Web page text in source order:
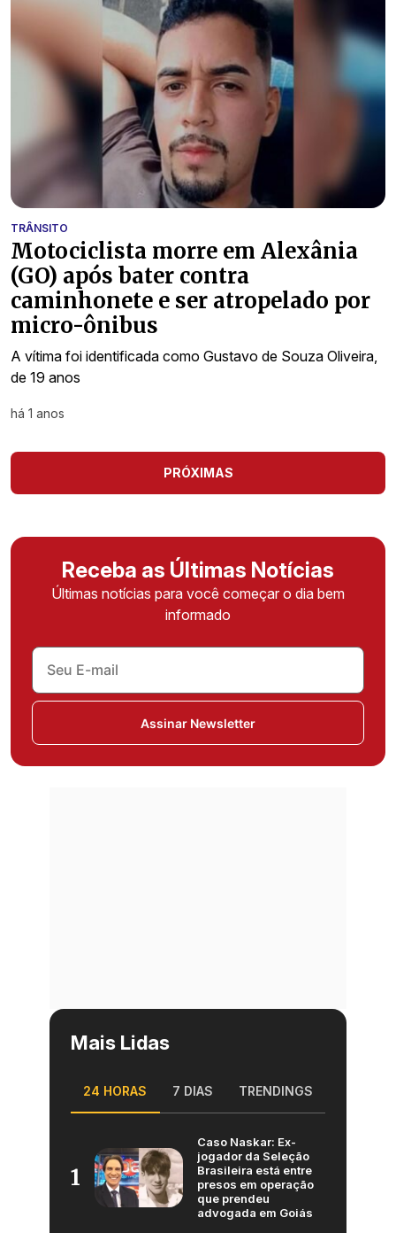
TRÂNSITO
Motociclista morre em Alexânia
(GO) após bater contra
caminhonete e ser atropelado por
micro-ônibus
A vítima foi identificada como Gustavo de Souza Oliveira,
de 19 anos
há 1 anos
PRÓXIMAS
Receba as Últimas Notícias
Últimas notícias para você começar o dia bem
informado
Assinar Newsletter
Mais Lidas
24 HORAS 7 DIAS TRENDINGS
1
Caso Naskar: Ex-
jogador da Seleção
Brasileira está entre
presos em operação
que prendeu
advogada em Goiás